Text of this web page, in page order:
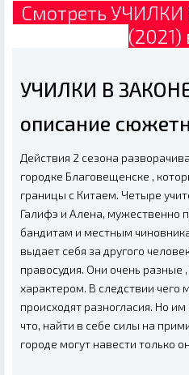
Смотреть
(2021)
УЧИЛКИ В
описание
Действия 2 сезона
городке Благовещенске ,
границы с Китаем. Четыре
Галифэ и Алена, мужественно
бандитам и местным
выдает себя за другого
правосудия. Они очень разные
характером. В следствии
происходят разногласия. Но
что, найти в себе силы на
городе могут навести только